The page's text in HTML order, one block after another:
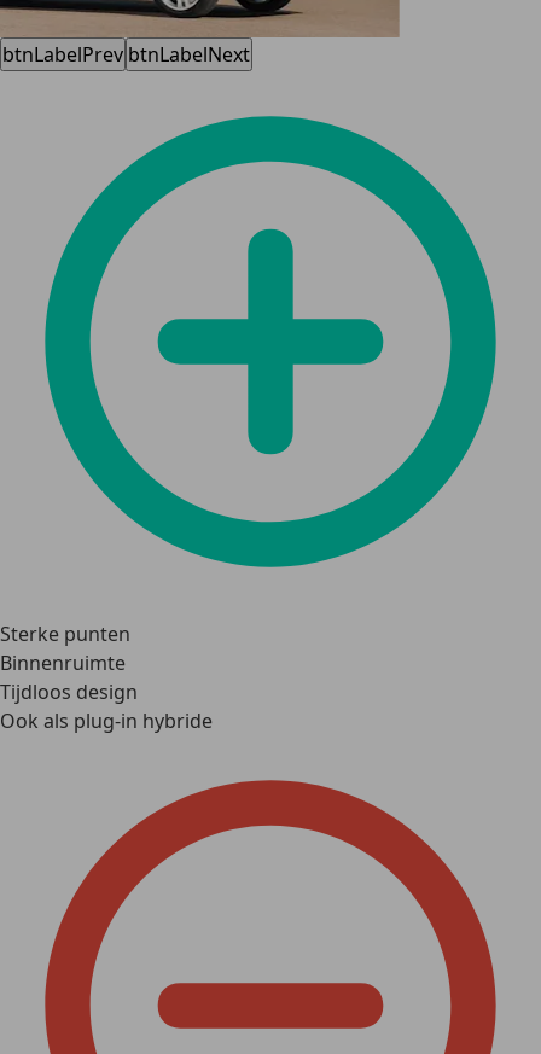
btnLabelPrev btnLabelNext
Sterke punten
Binnenruimte
Tijdloos design
Ook als plug-in hybride